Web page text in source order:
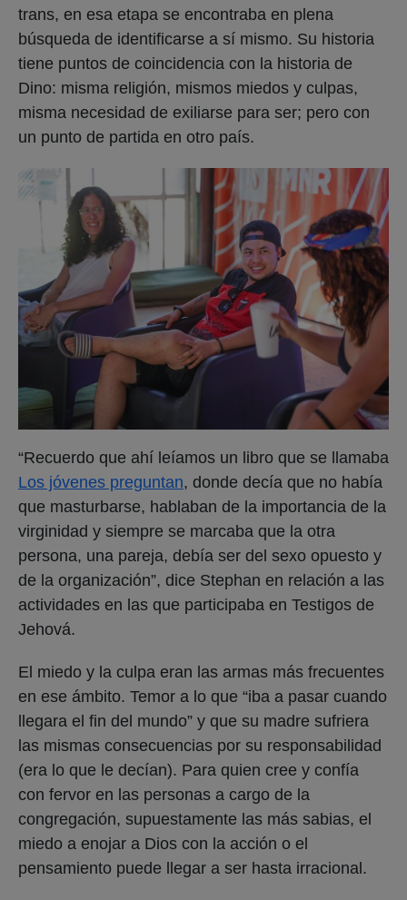
trans, en esa etapa se encontraba en plena
búsqueda de identificarse a sí mismo. Su historia
tiene puntos de coincidencia con la historia de
Dino: misma religión, mismos miedos y culpas,
misma necesidad de exiliarse para ser; pero con
un punto de partida en otro país.
“Recuerdo que ahí leíamos un libro que se llamaba
Los jóvenes preguntan, donde decía que no había
que masturbarse, hablaban de la importancia de la
virginidad y siempre se marcaba que la otra
persona, una pareja, debía ser del sexo opuesto y
de la organización”, dice Stephan en relación a las
actividades en las que participaba en Testigos de
Jehová.
El miedo y la culpa eran las armas más frecuentes
en ese ámbito. Temor a lo que “iba a pasar cuando
llegara el fin del mundo” y que su madre sufriera
las mismas consecuencias por su responsabilidad
(era lo que le decían). Para quien cree y confía
con fervor en las personas a cargo de la
congregación, supuestamente las más sabias, el
miedo a enojar a Dios con la acción o el
pensamiento puede llegar a ser hasta irracional.